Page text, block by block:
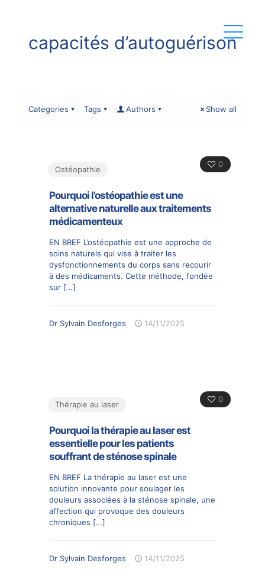
capacités d’autoguérison
Categories Tags Authors Show all
0
Ostéopathie
Pourquoi l’ostéopathie est une
alternative naturelle aux traitements
médicamenteux
EN BREF L’ostéopathie est une approche de
soins naturels qui vise à traiter les
dysfonctionnements du corps sans recourir
à des médicaments. Cette méthode, fondée
sur […]
Dr Sylvain Desforges 14/11/2025
0
Thérapie au laser
Pourquoi la thérapie au laser est
essentielle pour les patients
souffrant de sténose spinale
EN BREF La thérapie au laser est une
solution innovante pour soulager les
douleurs associées à la sténose spinale, une
affection qui provoque des douleurs
chroniques […]
Dr Sylvain Desforges 14/11/2025